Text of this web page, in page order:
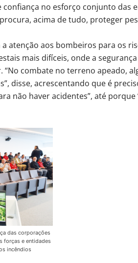
confiança no esforço conjunto das
acima de tudo, proteger
atenção aos bombeiros para os
mais difíceis, onde a
combate no terreno apeado,
disse, acrescentando que é
não haver acidentes”, até
das corporações
forças e entidades
incêndios